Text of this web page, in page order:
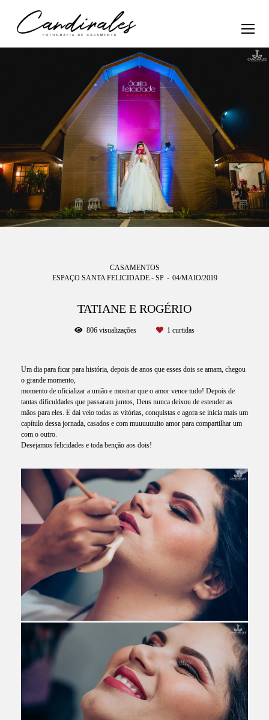
CASAMENTOS
ESPAÇO SANTA FELICIDADE - SP
04/MAIO/2019
TATIANE E ROGÉRIO
806 visualizações 1 curtidas
Um dia para ficar para história, depois de anos que esses dois se amam, chegou
o grande momento,
momento de oficializar a união e mostrar que o amor vence tudo! Depois de
tantas dificuldades que passaram juntos, Deus nunca deixou de estender as
mãos para eles. E dai veio todas as vitórias, conquistas e agora se inicia mais um
capítulo dessa jornada, casados e com muuuuuuito amor para compartilhar um
com o outro.
Desejamos felicidades e toda benção aos dois!